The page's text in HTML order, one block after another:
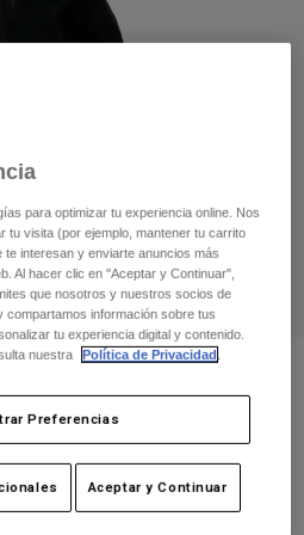
para optimizar tu experiencia online. Nos
tu visita (por ejemplo, mantener tu carrito
interesan y enviarte anuncios más
Al hacer clic en "Aceptar y Continuar",
que nosotros y nuestros socios de
información sobre tus
tu experiencia digital y contenido.
nuestra
Política de Privacidad
Preferencias
Aceptar y Continuar